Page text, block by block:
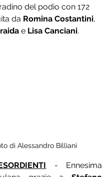
del podio con 172
da Romina Costantini,
e Lisa Canciani.
di Alessandro Billiani
- Ennesima